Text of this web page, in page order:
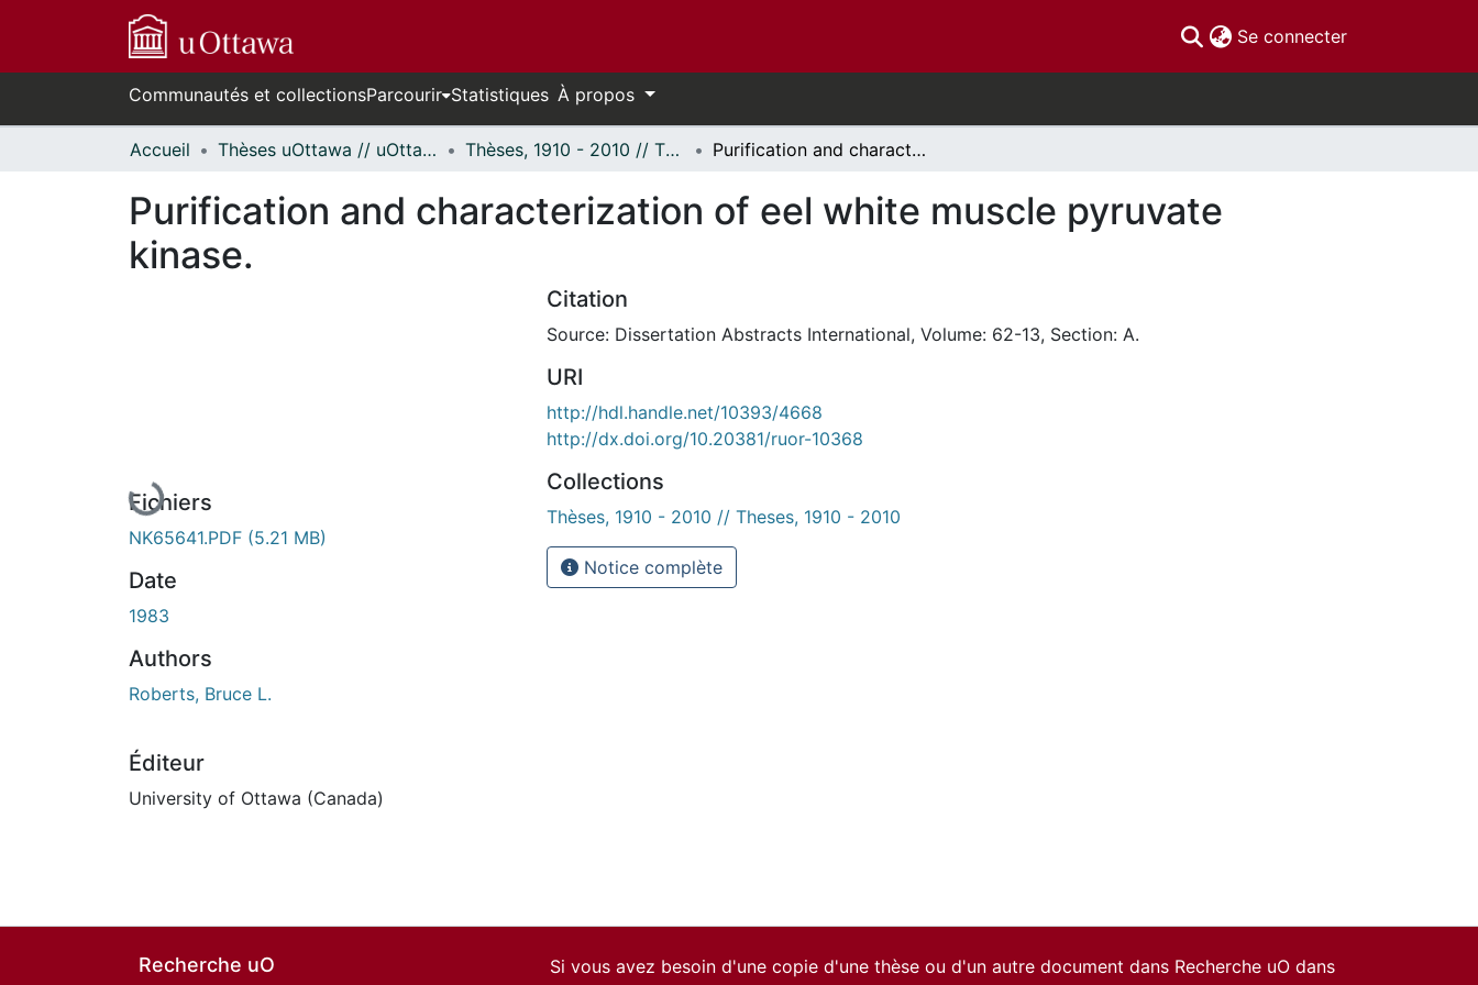
Se connecter(current)
Communautés et collectionsParcourir Statistiques À propos
Accueil Thèses uOttawa // uOttawa Theses Thèses, 1910 - 2010 // Theses, 1910 - 2010 Purification and characterization of eel white muscle pyruvate kinase.
Purification and characterization of eel white muscle pyruvate
kinase.
En cours de chargement...
Fichiers
NK65641.PDF (5.21 MB)
Date
1983
Authors
Roberts, Bruce L.
Éditeur
University of Ottawa (Canada)
Citation
Source: Dissertation Abstracts International, Volume: 62-13, Section: A.
URI
http://hdl.handle.net/10393/4668
http://dx.doi.org/10.20381/ruor-10368
Collections
Thèses, 1910 - 2010 // Theses, 1910 - 2010
Notice complète
Recherche uO
Si vous avez besoin d'une copie d'une thèse ou d'un autre document dans Recherche uO dans